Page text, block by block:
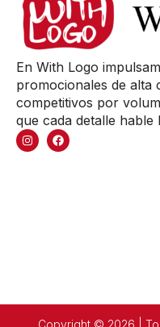
En With Logo
promocionales de alta
competitivos por
que cada detalle hable
Copyright © 2026 |